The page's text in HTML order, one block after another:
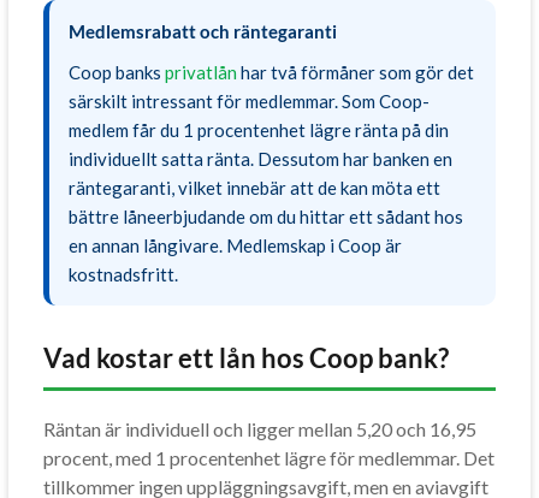
Medlemsrabatt och räntegaranti
Coop banks privatlån har två förmåner som gör det
särskilt intressant för medlemmar. Som Coop-
medlem får du 1 procentenhet lägre ränta på din
individuellt satta ränta. Dessutom har banken en
räntegaranti, vilket innebär att de kan möta ett
bättre låneerbjudande om du hittar ett sådant hos
en annan långivare. Medlemskap i Coop är
kostnadsfritt.
Vad kostar ett lån hos Coop bank?
Räntan är individuell och ligger mellan 5,20 och 16,95
procent, med 1 procentenhet lägre för medlemmar. Det
tillkommer ingen uppläggningsavgift, men en aviavgift